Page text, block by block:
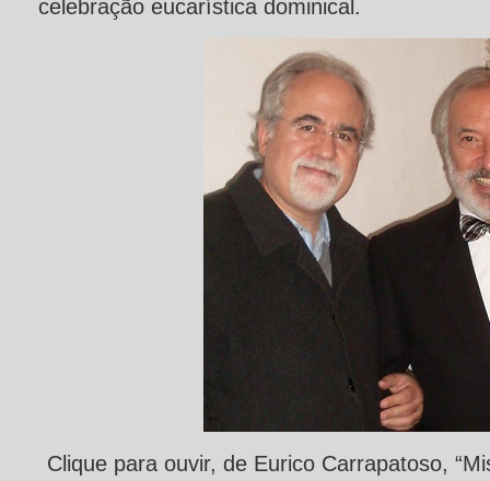
celebração eucarística dominical.
Clique para ouvir, de Eurico Carrapatoso,